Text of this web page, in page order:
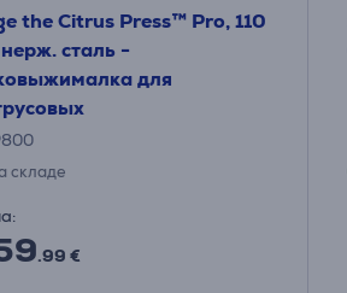
the Citrus Press™ Pro, 110
сталь -
для
складе
.99 €